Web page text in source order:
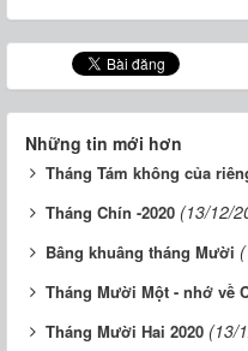
Những tin mới hơn
Tháng Tám không của
Tháng Chín -2020 (13/12/
Bâng khuâng tháng Mười
Tháng Mười Một - nhớ về
Tháng Mười Hai 2020 (13/